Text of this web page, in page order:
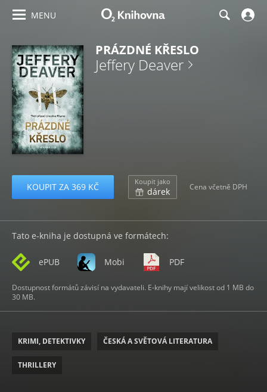
MENU
PRÁZDNÉ KŘESLO
Jeffery Deaver
KOUPIT ZA 369 KČ Koupit jako
dárek Cena včetně DPH
Tato e-kniha je dostupná ve formátech:
ePUB Mobi PDF
Dostupnost formátů závisí na vydavateli. E-knihy mají velikost od 1 MB do
30 MB.
KRIMI, DETEKTIVKY ČESKÁ A SVĚTOVÁ LITERATURA
THRILLERY